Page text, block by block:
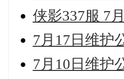
侠影337服 7
7月17日维护
7月10日维护